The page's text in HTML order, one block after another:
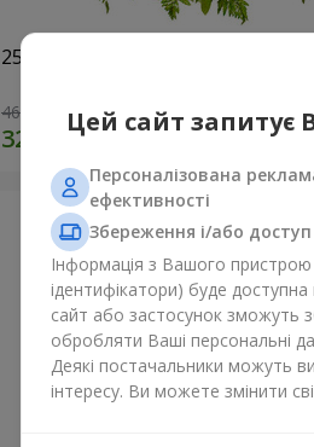
251 червона троянда
46 941 грнЦей сайт запитує
Персоналізована
ефективності
Збереження і/або
Інформація з Вашого
ідентифікатори) буде
сайт або застосунок зможуть
обробляти Ваші персональні
Деякі постачальники можуть
інтересу. Ви можете змінити